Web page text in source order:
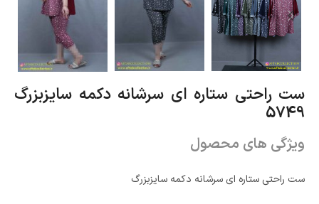
ست راحتی ستاره ای سرشانه دکمه سایزبزرگ
5749
ویژگی های محصول
ست راحتی ستاره ای سرشانه دکمه سایزبزرگ